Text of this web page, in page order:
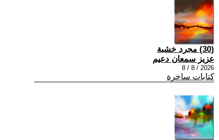
(30) مجرد خشبة
عزيز سمعان دعيم
2026 / 8 / 8
كتابات ساخرة